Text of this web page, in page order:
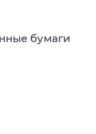
бумаги